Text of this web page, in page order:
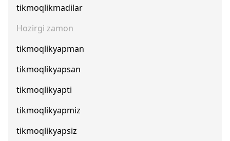
tikmoqlikmadilar
Hozirgi zamon
tikmoqlikyapman
tikmoqlikyapsan
tikmoqlikyapti
tikmoqlikyapmiz
tikmoqlikyapsiz